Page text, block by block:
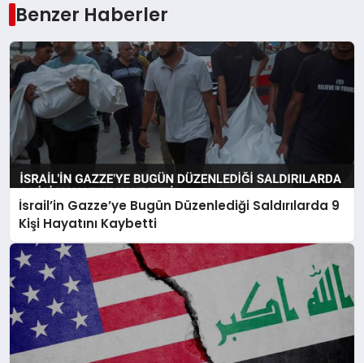
Benzer Haberler
İsrail’in Gazze’ye Bugün Düzenlediği Saldırılarda 9
Kişi Hayatını Kaybetti